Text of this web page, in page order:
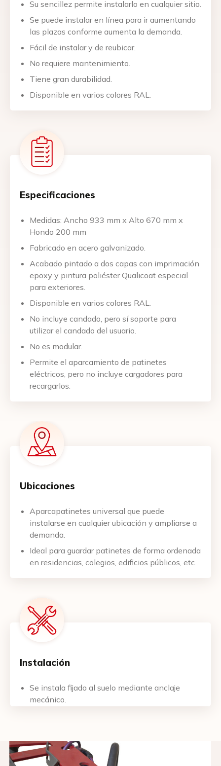
Su sencillez permite instalarlo en cualquier sitio.
Se puede instalar en línea para ir aumentando
las plazas conforme aumenta la demanda.
Fácil de instalar y de reubicar.
No requiere mantenimiento.
Tiene gran durabilidad.
Disponible en varios colores RAL.
Especificaciones
Medidas: Ancho 933 mm x Alto 670 mm x
Hondo 200 mm
Fabricado en acero galvanizado.
Acabado pintado a dos capas con imprimación
epoxy y pintura poliéster Qualicoat especial
para exteriores.
Disponible en varios colores RAL.
No incluye candado, pero sí soporte para
utilizar el candado del usuario.
No es modular.
Permite el aparcamiento de patinetes
eléctricos, pero no incluye cargadores para
recargarlos.
Ubicaciones
Aparcapatinetes universal que puede
instalarse en cualquier ubicación y ampliarse a
demanda.
Ideal para guardar patinetes de forma ordenada
en residencias, colegios, edificios públicos, etc.
Instalación
Se instala fijado al suelo mediante anclaje
mecánico.
Nombre
Cantidad de plazas requeridas